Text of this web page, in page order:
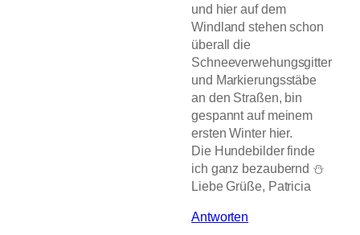
und hier auf dem
Windland stehen schon
überall die
Schneeverwehungsgitter
und Markierungsstäbe
an den Straßen, bin
gespannt auf meinem
ersten Winter hier.
Die Hundebilder finde
ich ganz bezaubernd ⛄
Liebe Grüße, Patricia
Antworten